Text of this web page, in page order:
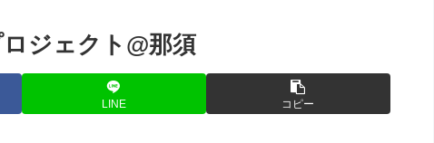
ジェクト@那須
LINE コピー